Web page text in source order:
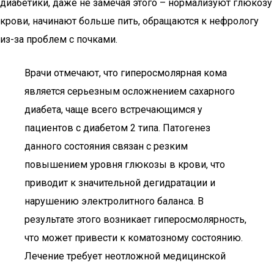
диабетики, даже не замечая этого – нормализуют глюкозу
крови, начинают больше пить, обращаются к нефрологу
из-за проблем с почками.
Врачи отмечают, что гиперосмолярная кома
является серьезным осложнением сахарного
диабета, чаще всего встречающимся у
пациентов с диабетом 2 типа. Патогенез
данного состояния связан с резким
повышением уровня глюкозы в крови, что
приводит к значительной дегидратации и
нарушению электролитного баланса. В
результате этого возникает гиперосмолярность,
что может привести к коматозному состоянию.
Лечение требует неотложной медицинской